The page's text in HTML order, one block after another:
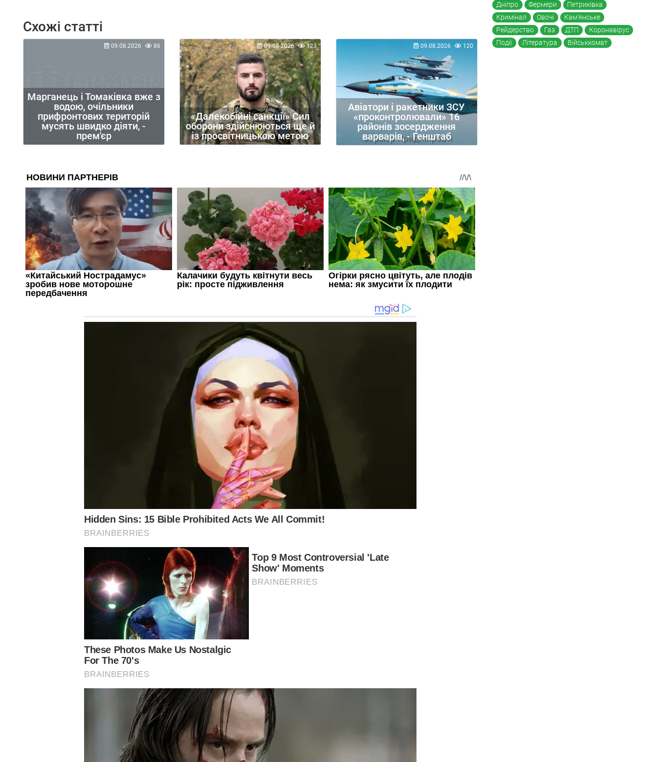
Схожі статті
Марганець і Томаківка вже з
водою, очільники
прифронтових територій
мусять швидко діяти, -
прем'єр
09.08.2026 86
«Далекобійні санкції» Сил
оборони здійснюються ще й
із просвітницькою метою
09.08.2026 123
Авіатори і ракетники ЗСУ
«проконтролювали» 16
районів зосердження
варварів, - Генштаб
09.08.2026 120
Дніпро
Фермери
Петриківка
Кримінал
Овочі
Кам'янське
Рейдерство
Газ ДТП
Коронавірус
Події
Література Військкомат